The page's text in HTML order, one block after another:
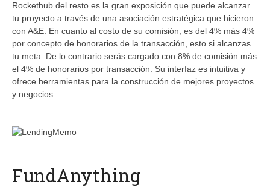
Rockethub del resto es la gran exposición que puede alcanzar
tu proyecto a través de una asociación estratégica que hicieron
con A&E. En cuanto al costo de su comisión, es del 4% más 4%
por concepto de honorarios de la transacción, esto si alcanzas
tu meta. De lo contrario serás cargado con 8% de comisión más
el 4% de honorarios por transacción. Su interfaz es intuitiva y
ofrece herramientas para la construcción de mejores proyectos
y negocios.
FundAnything